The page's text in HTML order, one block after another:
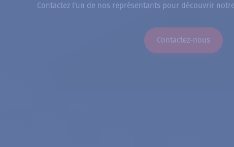
Contactez l’un de nos représentants pour découvrir
Contactez-nous